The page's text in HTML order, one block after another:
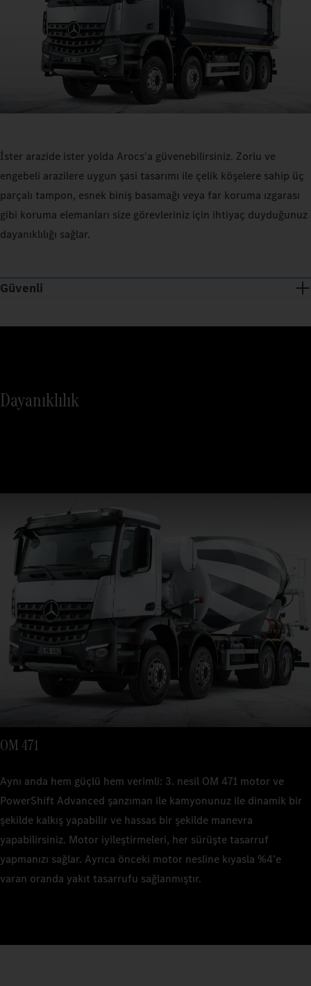
İster arazide ister yolda Arocs'a güvenebilirsiniz. Zorlu ve
engebeli arazilere uygun şasi tasarımı ile çelik köşelere sahip üç
parçalı tampon, esnek biniş basamağı veya far koruma ızgarası
gibi koruma elemanları size görevleriniz için ihtiyaç duyduğunuz
dayanıklılığı sağlar.
Güvenli
Yenilikçi sürücü yardımcı sistemleriyle güvenli yolculuklar
yaparsın. Böylelikle tehlikeleri erkenden algılayabilir, zamanında
frenleyebilir ve trafik akışını takip edebilirsin.
Dayanıklılık
OM 471
Aynı anda hem güçlü hem verimli: 3. nesil OM 471 motor ve
PowerShift Advanced şanzıman ile kamyonunuz ile dinamik bir
şekilde kalkış yapabilir ve hassas bir şekilde manevra
yapabilirsiniz. Motor iyileştirmeleri, her sürüşte tasarruf
yapmanızı sağlar. Ayrıca önceki motor nesline kıyasla %4'e
varan oranda yakıt tasarrufu sağlanmıştır.